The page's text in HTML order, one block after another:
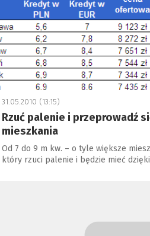
31.05.2010 (13:15)
Rzuć palenie i przeprowadź
mieszkania
Od 7 do 9 m kw. – o tyle większe
który rzuci palenie i będzie mieć